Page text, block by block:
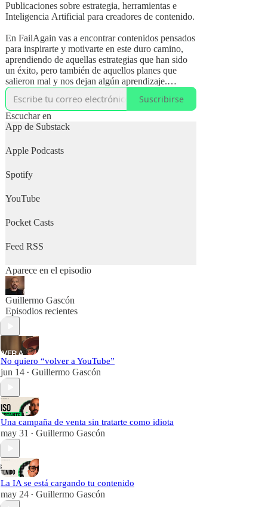
Publicaciones sobre estrategia, herramientas e
Inteligencia Artificial para creadores de contenido.
En FailAgain vas a encontrar contenidos pensados
para inspirarte y motivarte en este duro camino,
aprendiendo de aquellas estrategias que han sido
un éxito, pero también de aquellos planes que
salieron mal y nos dejan algún aprendizaje.
Si tienes un blog, podcast, newsletter, canal de
YouTube... o cualquier otro tipo de canal donde
creas contenido, este podcast es lo que necesitas.
#seo #newsletters #youtube #podcast
Suscribirse
Escuchar en
App de Substack
Apple Podcasts
Spotify
YouTube
Pocket Casts
Feed RSS
Aparece en el episodio
Guillermo Gascón
Episodios recientes
No quiero “volver a YouTube”
jun 14 • Guillermo Gascón
Una campaña de venta sin tratarte como idiota
may 31 • Guillermo Gascón
La IA se está cargando tu contenido
may 24 • Guillermo Gascón